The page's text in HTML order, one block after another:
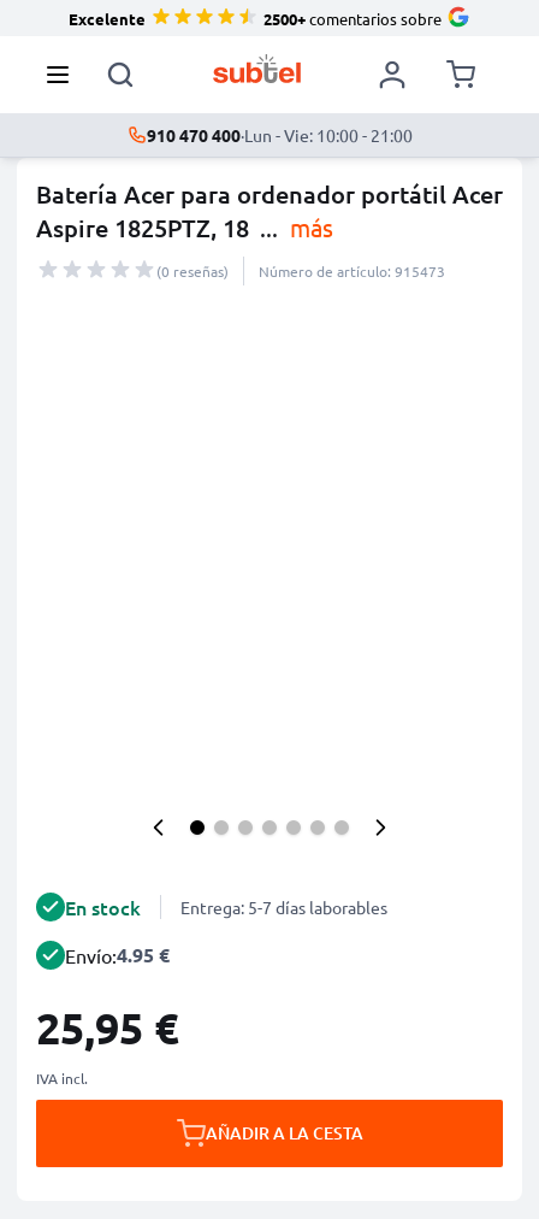
Excelente 2500+comentarios sobre
910 470 400·Lun - Vie: 10:00 - 21:00
Batería Acer para ordenador portátil Acer
Aspire 1825PTZ, 18 ... más
(0 reseñas) Número de artículo: 915473
En stock Entrega: 5-7 días laborables
Envío:4.95 €
25,95 €
IVA incl.
AÑADIR A LA CESTA